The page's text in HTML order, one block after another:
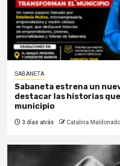
SABANETA
Sabaneta estrena un
destacar las historias
municipio
3 días atrás Catalina Maldonado